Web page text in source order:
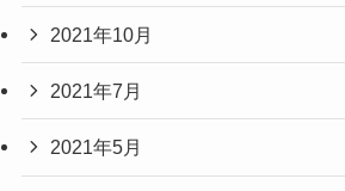
2021年10月
2021年7月
2021年5月